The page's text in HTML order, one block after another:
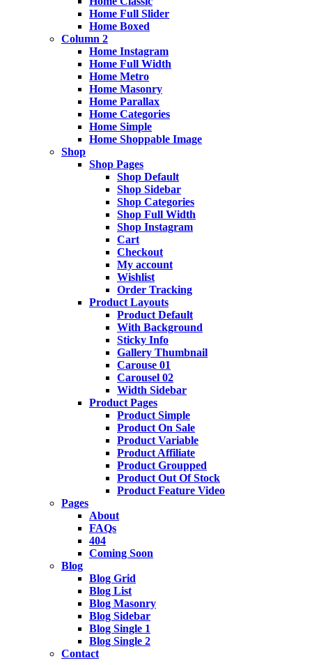
Home Full Slider
Home Boxed
Column 2
Home Instagram
Home Full Width
Home Metro
Home Masonry
Home Parallax
Home Categories
Home Simple
Home Shoppable Image
Shop
Shop Pages
Shop Default
Shop Sidebar
Shop Categories
Shop Full Width
Shop Instagram
Cart
Checkout
My account
Wishlist
Order Tracking
Product Layouts
Product Default
With Background
Sticky Info
Gallery Thumbnail
Carouse 01
Carousel 02
Width Sidebar
Product Pages
Product Simple
Product On Sale
Product Variable
Product Affiliate
Product Groupped
Product Out Of Stock
Product Feature Video
Pages
About
FAQs
404
Coming Soon
Blog
Blog Grid
Blog List
Blog Masonry
Blog Sidebar
Blog Single 1
Blog Single 2
Contact